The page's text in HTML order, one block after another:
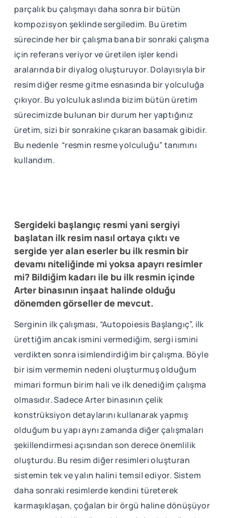
parçalık bu çalışmayı daha sonra bir bütün
kompozisyon şeklinde sergiledim. Bu üretim
sürecinde her bir çalışma bana bir sonraki çalışma
için referans veriyor ve üretilen işler kendi
aralarında bir diyalog oluşturuyor. Dolayısıyla bir
resim diğer resme gitme esnasında bir yolculuğa
çıkıyor. Bu yolculuk aslında bizim bütün üretim
sürecimizde bulunan bir durum her yaptığınız
üretim, sizi bir sonrakine çıkaran basamak gibidir.
Bu nedenle “resmin resme yolculuğu” tanımını
kullandım.
Sergideki başlangıç resmi yani sergiyi
başlatan ilk resim nasıl ortaya çıktı ve
sergide yer alan eserler bu ilk resmin bir
devamı niteliğinde mi yoksa apayrı resimler
mi? Bildiğim kadarı ile bu ilk resmin içinde
Arter binasının inşaat halinde olduğu
dönemden görseller de mevcut.
Serginin ilk çalışması, “Autopoiesis Başlangıç”, ilk
ürettiğim ancak ismini vermediğim, sergi ismini
verdikten sonra isimlendirdiğim bir çalışma. Böyle
bir isim vermemin nedeni oluşturmuş olduğum
mimari formun birim hali ve ilk denediğim çalışma
olmasıdır. Sadece Arter binasının çelik
konstrüksiyon detaylarını kullanarak yapmış
olduğum bu yapı aynı zamanda diğer çalışmaları
şekillendirmesi açısından son derece önemlilik
oluşturdu. Bu resim diğer resimleri oluşturan
sistemin tek ve yalın halini temsil ediyor. Sistem
daha sonraki resimlerde kendini türeterek
karmaşıklaşan, çoğalan bir örgü haline dönüşüyor